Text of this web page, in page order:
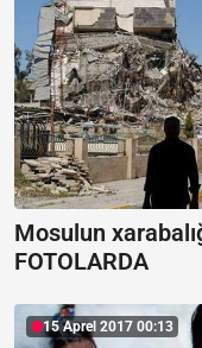
Mosulun
FOTOLARDA
15 Aprel 2017 00:13